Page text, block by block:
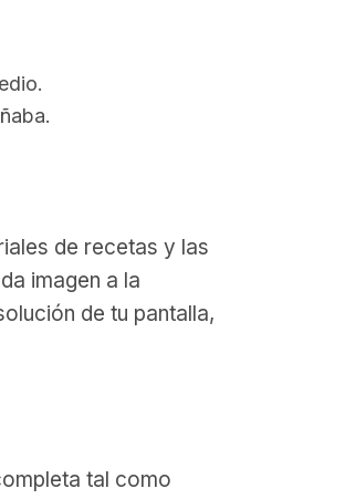
de recetas y las
imagen a la
de tu pantalla,
tal como